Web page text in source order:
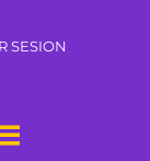
SESION